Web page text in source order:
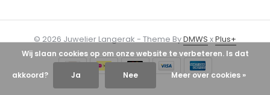
© 2026 Juwelier Langerak - Theme ByDMWSxPlus+
Wij slaan cookies op om onze website te verbeteren. Is dat
akkoord? Ja Nee Meer over cookies »